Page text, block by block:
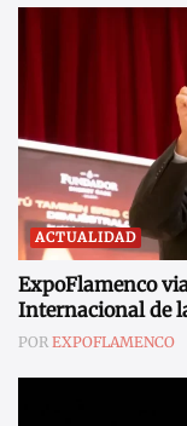
ACTUALIDAD
ExpoFlamenco
Internacional de
POR EXPOFLAMENCO